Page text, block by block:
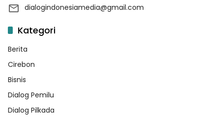
dialogindonesiamedia@gmail.com
Kategori
Berita
Cirebon
Bisnis
Dialog Pemilu
Dialog Pilkada